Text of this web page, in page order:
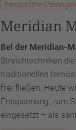
Fernöstliche
Meridian
Bei der Meridian-
Streichtechniken
traditionellen
frei fließen. Heute
Entspannung, zum
eingesetzt – als